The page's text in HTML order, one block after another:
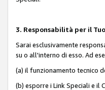
3. Responsabilità per il
Sarai esclusivamente
su o all'interno di esso. Ad
(a) il funzionamento tecnico
(b) esporre i Link Speciali e